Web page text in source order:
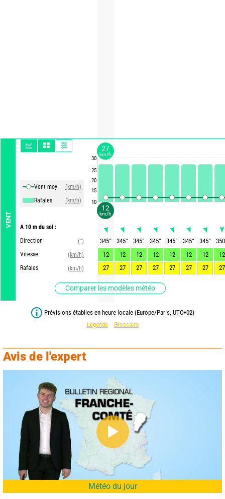
VENT
Vent moy
(km/h)
Rafales
(km/h)
A 10 m du sol :
Direction
(°)
Vitesse
(km/h)
Rafales
(km/h)
Comparer les modèles météo
30
25
20
15
10
345° 345° 345° 345° 345° 345° 345°
350
12
12 12 12 12 12 12
12
27
27 27 27 27 27 27 27
Prévisions établies en heure locale (Europe/Paris, UTC+02)
Légende
Glossaire
Avis de l'expert
Météo du jour
12
km/h
27
km/h